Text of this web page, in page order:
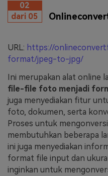
02
dari 05
URL: https://
format/jpeg-to-jpg/
Ini merupakan alat online
file-file foto menjadi
juga menyediakan fitur
foto, dokumen, serta
Proses untuk
membutuhkan beberapa
ini juga menyediakan
format file input dan
inginkan untuk